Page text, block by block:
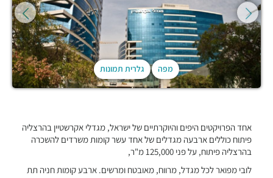
מפה גלרית תמונות
אחד הפרויקטים היפים והיוקרתיים של ישראל, מגדלי אקרשטיין בהרצליה
פיתוח כוללים ארבעה מגדלים של אחד עשר קומות משרדים להשכרה
בהרצליה פיתוח, על פני 125,000 מ"ר,
לובי מפואר לכל מגדל, מרווח, מאובטח ומרשים. ארבע קומות חניה תת